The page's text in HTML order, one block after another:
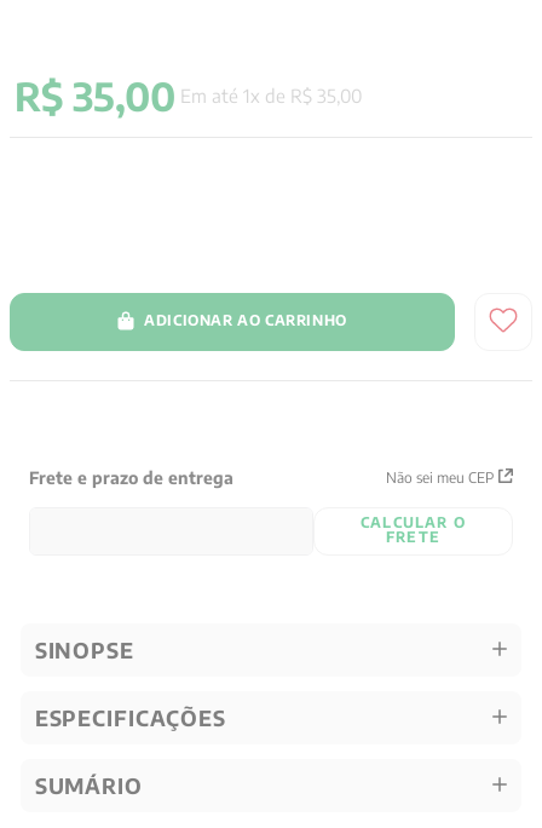
R$ 35,00 Em até 1x de R$ 35 00
ADICIONAR AO CARRINHO
Frete e prazo de entrega Não sei meu CEP
CALCULAR O
FRETE
SINOPSE
ESPECIFICAÇÕES
SUMÁRIO